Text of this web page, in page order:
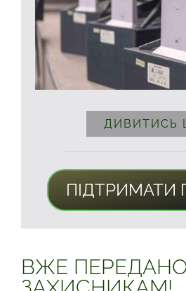
ДИВИТИСЬ
ПІДТРИМАТИ
ВЖЕ